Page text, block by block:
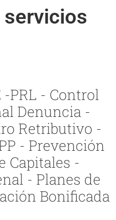
-PRL - Control
Denuncia -
Retributivo -
- Prevención
Capitales -
- Planes de
Bonificada